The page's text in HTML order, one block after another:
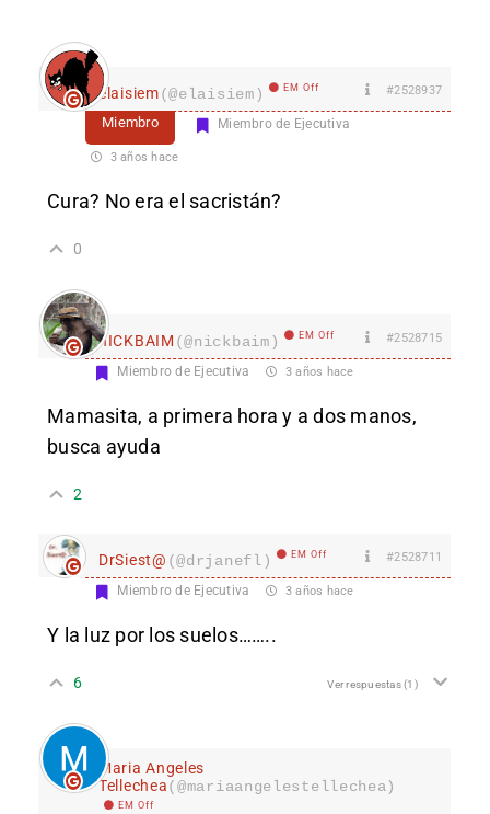
elaisiem(@elaisiem) EM Off #2528937
Miembro Miembro de Ejecutiva
3 años hace
Cura? No era el sacristán?
0
nICKBAIM (@nickbaim) EM Off #2528715
Miembro de Ejecutiva 3 años hace
Mamasita, a primera hora y a dos manos,
busca ayuda
2
DrSiest@ (@drjanefl) EM Off #2528711
Miembro de Ejecutiva 3 años hace
Y la luz por los suelos……..
6 Ver respuestas(1)
Maria Angeles
Tellechea(@mariaangelestellechea)
EM Off